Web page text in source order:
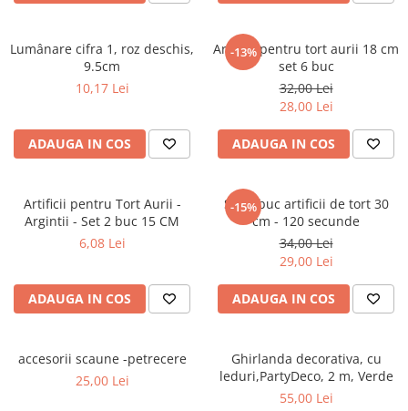
Lumânare cifra 1, roz deschis,
9.5cm
10,17 Lei
ADAUGA IN COS
-13%
Artificii pentru tort aurii 18 cm
set 6 buc
32,00 Lei
28,00 Lei
ADAUGA IN COS
Artificii pentru Tort Aurii -
Argintii - Set 2 buc 15 CM
6,08 Lei
ADAUGA IN COS
-15%
Set 4 buc artificii de tort 30
cm - 120 secunde
34,00 Lei
29,00 Lei
ADAUGA IN COS
accesorii scaune -petrecere
25,00 Lei
Ghirlanda decorativa, cu
leduri,PartyDeco, 2 m, Verde
55,00 Lei